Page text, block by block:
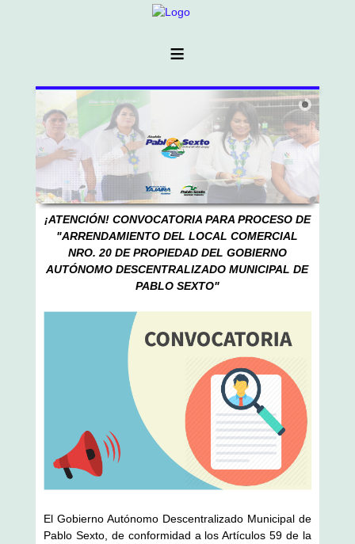
≡
¡ATENCIÓN! CONVOCATORIA PARA PROCESO DE
"ARRENDAMIENTO DEL LOCAL COMERCIAL
NRO. 20 DE PROPIEDAD DEL GOBIERNO
AUTÓNOMO DESCENTRALIZADO MUNICIPAL DE
PABLO SEXTO"
El Gobierno Autónomo Descentralizado Municipal de
Pablo Sexto, de conformidad a los Artículos 59 de la